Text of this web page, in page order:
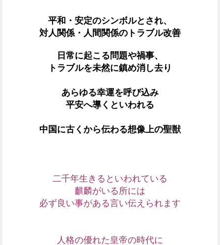
平和・安定のシンボルとされ、
対人関係・人間関係のトラブル改善
日常に起こる問題や禍事、
トラブルを未然に鎮め消し去り
あらゆる幸運を呼び込み
平安へ導くといわれる
中国に古くから伝わる想像上の聖獣
二千年生きるといわれている
麒麟がいる所には
必ず良い事がある言い伝えられます
人格の優れた皇帝の時代に